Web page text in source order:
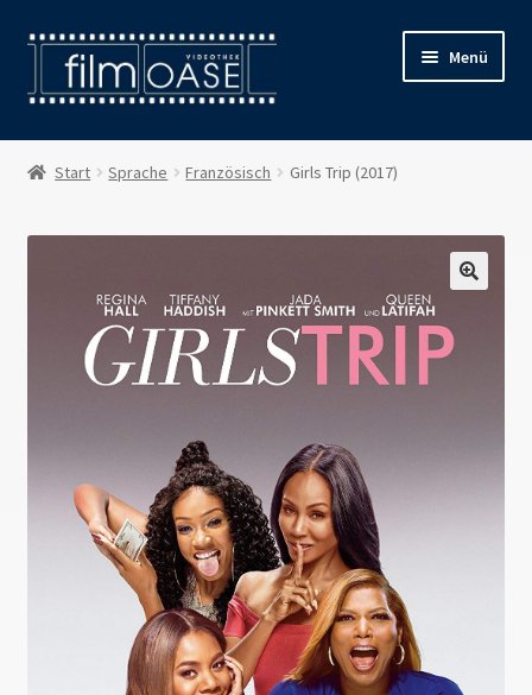
Zur
Navigation
springen
Zum
Inhalt
springen
Menü
Willkommen
Kontakt
Start Sprache Französisch Girls Trip (2017)